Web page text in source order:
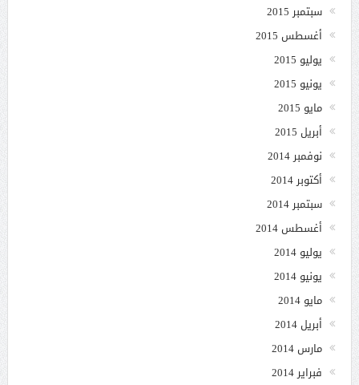
سبتمبر 2015
أغسطس 2015
يوليو 2015
يونيو 2015
مايو 2015
أبريل 2015
نوفمبر 2014
أكتوبر 2014
سبتمبر 2014
أغسطس 2014
يوليو 2014
يونيو 2014
مايو 2014
أبريل 2014
مارس 2014
فبراير 2014